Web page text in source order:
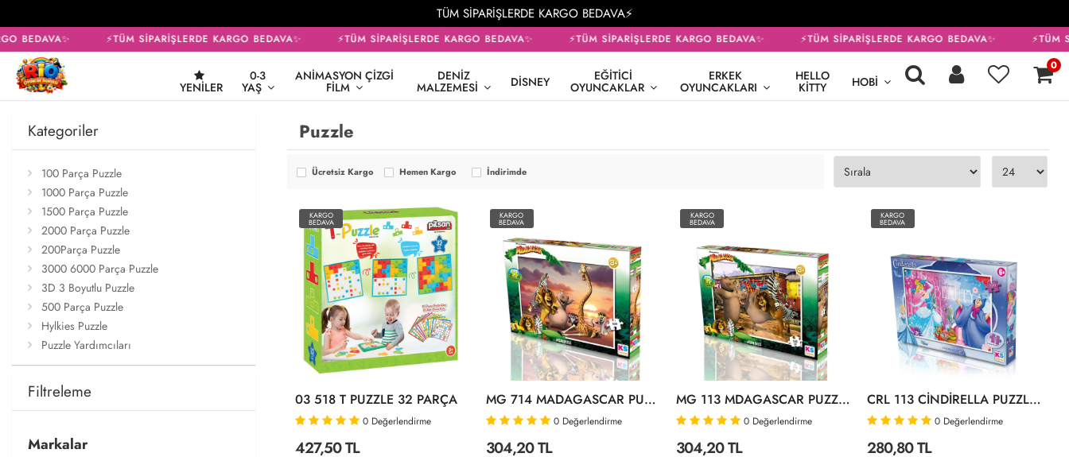
TÜM SİPARİŞLERDE KARGO BEDAVA⚡
BEDAVA✨ ⚡TÜM SİPARİŞLERDE KARGO BEDAVA✨ ⚡TÜM SİPARİŞLERDE KARGO BEDAVA✨ ⚡TÜM SİPARİŞLERDE KARGO BEDAVA✨ ⚡TÜM SİPARİŞLERDE KARGO BEDAVA✨ ⚡TÜM
YENILER
0-3
YAŞ
ANIMASYON ÇIZGI
FILM
DENIZ
MALZEMESI DISNEY EĞITICI
OYUNCAKLAR
ERKEK
OYUNCAKLARI
HELLO
KITTY HOBI
0
Kategoriler
100 Parça Puzzle
1000 Parça Puzzle
1500 Parça Puzzle
2000 Parça Puzzle
200Parça Puzzle
3000 6000 Parça Puzzle
3D 3 Boyutlu Puzzle
500 Parça Puzzle
Hylkies Puzzle
Puzzle Yardımcıları
Filtreleme
Markalar
Puzzle
Ücretsiz Kargo Hemen Kargo İndirimde
KARGO
BEDAVA
03 518 T PUZZLE 32 PARÇA
0 Değerlendirme
427,50 TL
KARGO
BEDAVA
MG 714 MADAGASCAR PUZZLE 100 PRÇ
0 Değerlendirme
304,20 TL
KARGO
BEDAVA
MG 113 MDAGASCAR PUZZLE 200 PRÇ
0 Değerlendirme
304,20 TL
KARGO
BEDAVA
CRL 113 CİNDİRELLA PUZZLE 200
0 Değerlendirme
280,80 TL